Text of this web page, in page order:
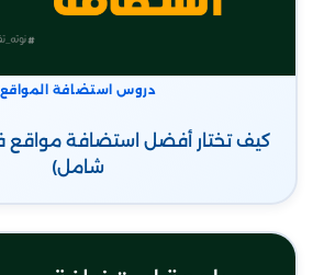
دروس استضافة المواقع
شامل)